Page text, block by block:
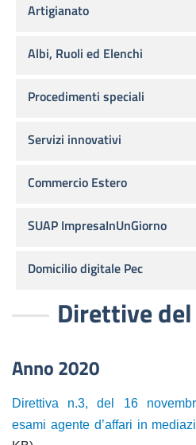
Direttive
Anno 2020
Direttiva n.3, del 16
esami agente d’affari in
Artigianato
Albi, Ruoli ed Elenchi
Procedimenti speciali
Servizi innovativi
Commercio Estero
SUAP ImpresaInUnGiorno
Domicilio digitale Pec